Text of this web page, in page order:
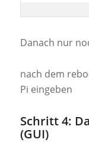
Danach nur
nach dem
Pi eingeben
Schritt 4:
(GUI)